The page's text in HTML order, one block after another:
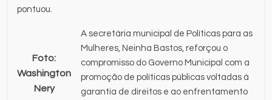
pontuou.
Foto:
Washington
Nery
A secretária municipal de Políticas para as
Mulheres, Neinha Bastos, reforçou o
compromisso do Governo Municipal com a
promoção de políticas públicas voltadas à
garantia de direitos e ao enfrentamento